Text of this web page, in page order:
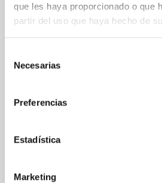
que les haya proporcionado o que
partir del uso que haya hecho de
Necesarias
Preferencias
Estadística
Marketing
Referencia: 03098-40-110612
$153.82